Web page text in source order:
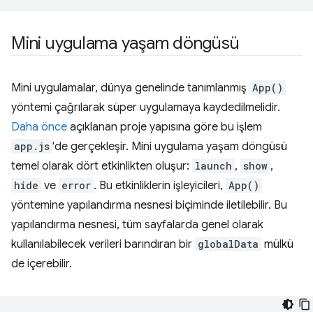
Mini uygulama yaşam döngüsü
Mini uygulamalar, dünya genelinde tanımlanmış App()
yöntemi çağrılarak süper uygulamaya kaydedilmelidir.
Daha önce açıklanan proje yapısına göre bu işlem
app.js 'de gerçekleşir. Mini uygulama yaşam döngüsü
temel olarak dört etkinlikten oluşur: launch , show ,
hide ve error . Bu etkinliklerin işleyicileri, App()
yöntemine yapılandırma nesnesi biçiminde iletilebilir. Bu
yapılandırma nesnesi, tüm sayfalarda genel olarak
kullanılabilecek verileri barındıran bir globalData mülkü
de içerebilir.